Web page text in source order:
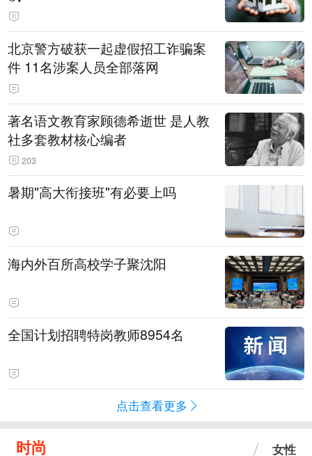
北京警方破获一起虚假招工诈骗案
件 11名涉案人员全部落网
著名语文教育家顾德希逝世 是人教
社多套教材核心编者
203
暑期"高大衔接班"有必要上吗
海内外百所高校学子聚沈阳
全国计划招聘特岗教师8954名
点击查看更多
时尚 女性